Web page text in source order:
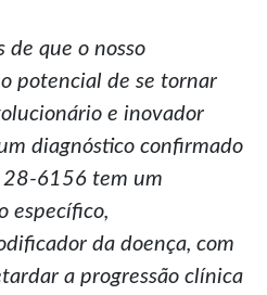
de que o nosso
potencial de se tornar
e inovador
diagnóstico confirmado
28-6156 tem um
específico,
da doença, com
a progressão clínica